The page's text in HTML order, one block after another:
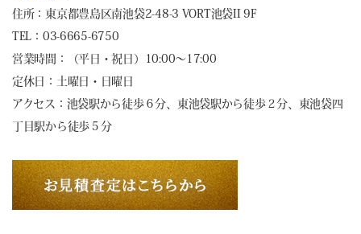
住所：東京都豊島区南池袋2-48-3 VORT池袋II 9F
TEL：03-6665-6750
営業時間：（平日・祝日）10:00～17:00
定休日：土曜日・日曜日
アクセス：池袋駅から徒歩６分、東池袋駅から徒歩２分、東池袋四
丁目駅から徒歩５分